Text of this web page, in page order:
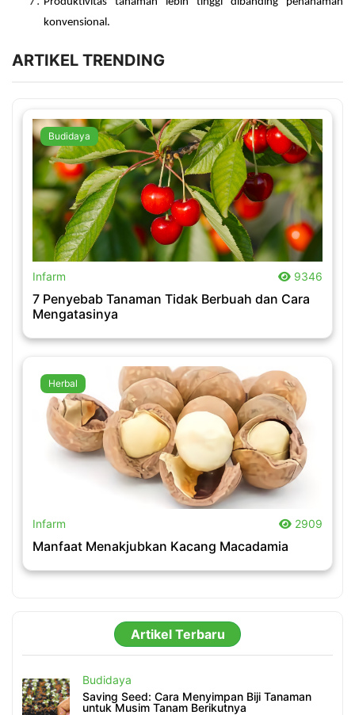
konvensional.
ARTIKEL TRENDING
Budidaya
Infarm 9346
7 Penyebab Tanaman Tidak Berbuah dan Cara
Mengatasinya
Herbal
Infarm 2909
Manfaat Menakjubkan Kacang Macadamia
Artikel Terbaru
Budidaya
Saving Seed: Cara Menyimpan Biji Tanaman
untuk Musim Tanam Berikutnya